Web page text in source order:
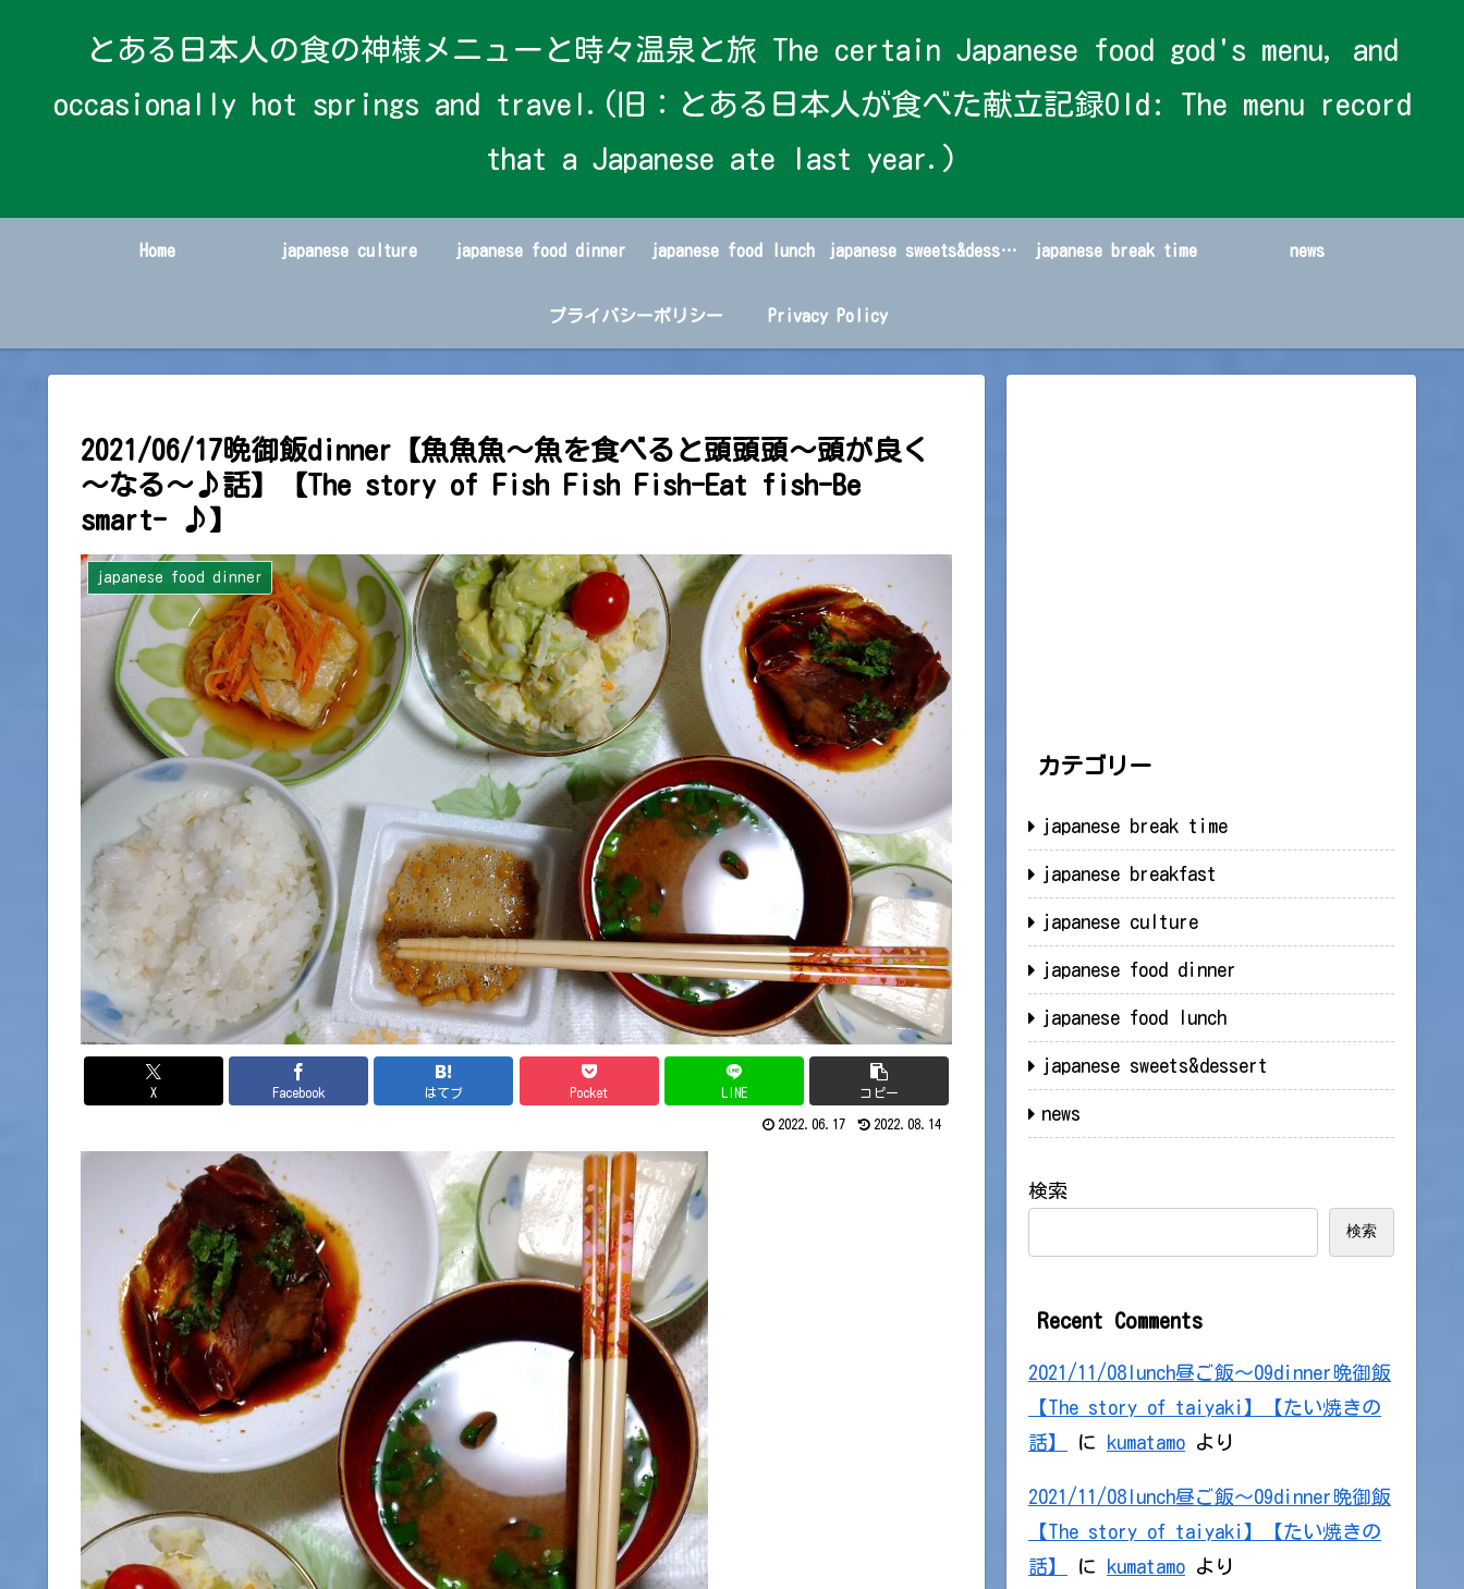
とある日本人の食の神様メニューと時々温泉と旅 The certain Japanese food god's menu, and
occasionally hot springs and travel.(旧：とある日本人が食べた献立記録Old: The menu record
that a Japanese ate last year.)
Home japanese culture japanese food dinner japanese food lunch japanese sweets&dessert japanese break time news
プライバシーポリシー Privacy Policy
2021/06/17晩御飯dinner【魚魚魚～魚を食べると頭頭頭～頭が良く
～なる～♪話】【The story of Fish Fish Fish-Eat fish-Be
smart- ♪】
japanese food dinner
X Facebook はてブ Pocket LINE コピー
2022.06.17 2022.08.14
カテゴリー
japanese break time
japanese breakfast
japanese culture
japanese food dinner
japanese food lunch
japanese sweets&dessert
news
検索
検索
Recent Comments
2021/11/08lunch昼ご飯～09dinner晩御飯
【The story of taiyaki】【たい焼きの
話】
に kumatamo より
2021/11/08lunch昼ご飯～09dinner晩御飯
【The story of taiyaki】【たい焼きの
話】
に kumatamo より